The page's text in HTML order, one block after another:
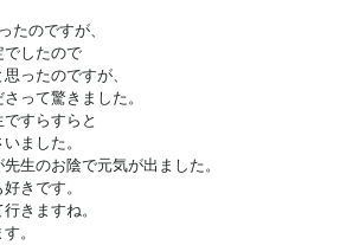
のですが、
したので
ったのですが、
って驚きました。
すらすらと
ました。
生のお陰で元気が出ました。
きです。
きますね。
。